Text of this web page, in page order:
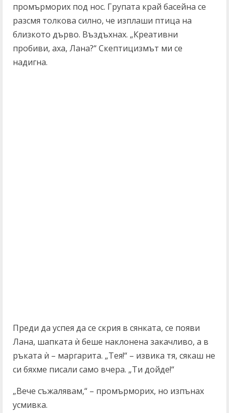
промърморих под нос. Групата край басейна се
разсмя толкова силно, че изплаши птица на
близкото дърво. Въздъхнах. „Креативни
пробиви, аха, Лана?“ Скептицизмът ми се
надигна.
Преди да успея да се скрия в сянката, се появи
Лана, шапката ѝ беше наклонена закачливо, а в
ръката ѝ – маргарита. „Тея!“ – извика тя, сякаш не
си бяхме писали само вчера. „Ти дойде!“
„Вече съжалявам,“ – промърморих, но изпънах
усмивка.